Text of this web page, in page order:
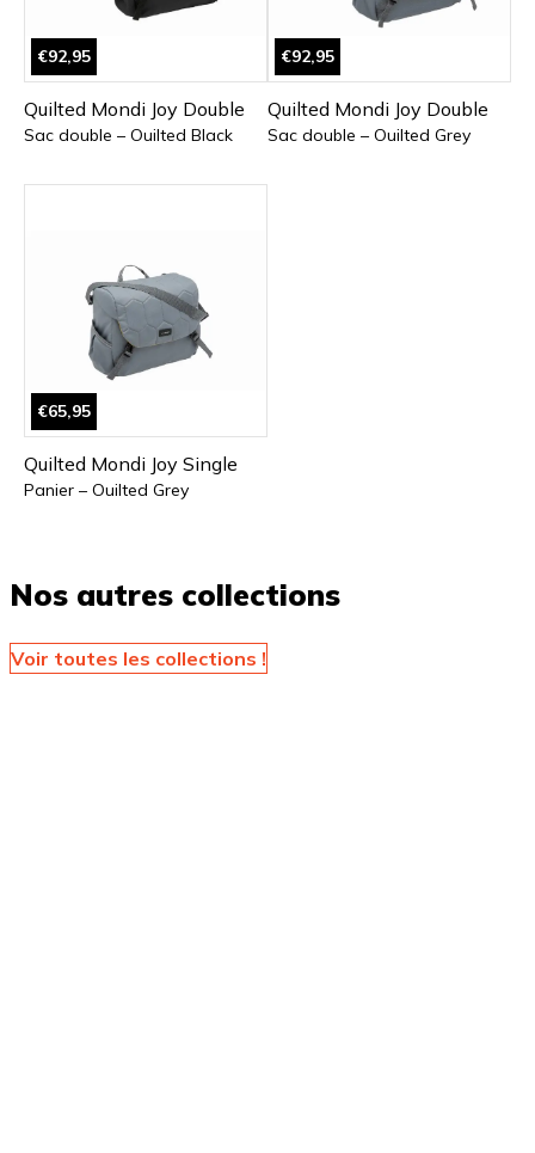
€92,95
Quilted Mondi Joy Double
Sac double – Ouilted Black
€92,95
Quilted Mondi Joy Double
Sac double – Ouilted Grey
€65,95
Quilted Mondi Joy Single
Panier – Ouilted Grey
Nos autres collections
Voir toutes les collections !